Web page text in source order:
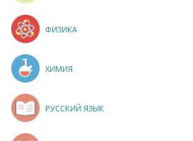
ФИЗИКА
ХИМИЯ
РУССКИЙ ЯЗЫК